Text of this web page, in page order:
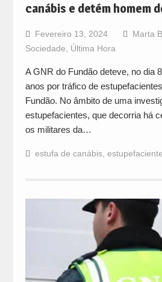
canábis e detém homem
Fevereiro 13, 2024 Marta
Sociedade
Última Hora
A GNR do Fundão deteve, no dia
anos por tráfico de
Fundão. No âmbito de uma
estupefacientes, que decorria há
os militares da…
estufa de canábis,